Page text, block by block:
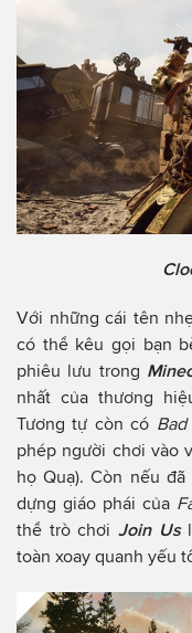
Với những cái tên
có thể kêu gọi bạn
phiêu lưu trong
nhất của thương
Tương tự còn có Bad
phép người chơi vào
họ Quạ). Còn nếu
dựng giáo phái của
thể trò chơi Join Us
toàn xoay quanh yếu